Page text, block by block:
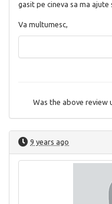
gasit pe cineva sa ma ajute
Va multumesc,
Was the above review
9 years ago